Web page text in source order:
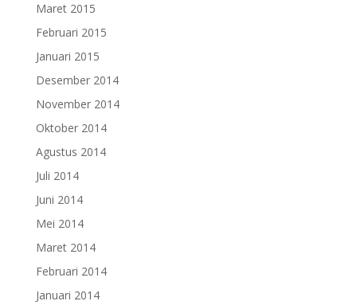
Maret 2015
Februari 2015
Januari 2015
Desember 2014
November 2014
Oktober 2014
Agustus 2014
Juli 2014
Juni 2014
Mei 2014
Maret 2014
Februari 2014
Januari 2014